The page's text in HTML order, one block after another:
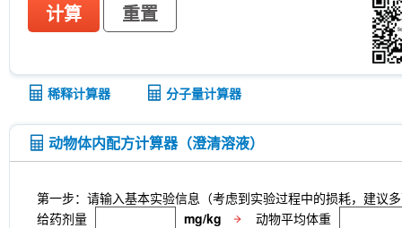
计算 重置
稀释计算器 分子量计算器
动物体内配方计算器（澄清溶液）
第一步：请输入基本实验信息（考虑到实验过程中的损耗，建议
给药剂量
mg/kg 动物平均体重